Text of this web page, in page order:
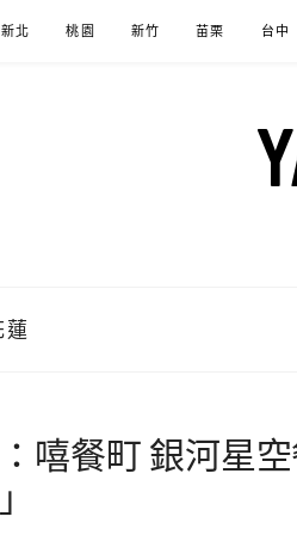
新北 桃園 新竹 苗栗 台中
嘻餐町 銀河星